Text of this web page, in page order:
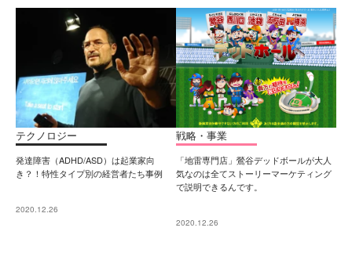
テクノロジー
発達障害（ADHD/ASD）は起業家向
き？！特性タイプ別の経営者たち事例
2020.12.26
戦略・事業
「地雷専門店」鶯谷デッドボールが大人
気なのは全てストーリーマーケティング
で説明できるんです。
2020.12.26